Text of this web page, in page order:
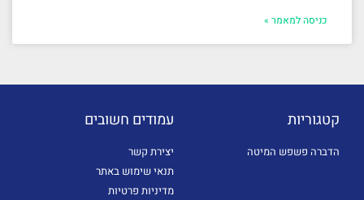
כניסה למאמר »
קטגוריות
הדברה פשפש המיטה
עמודים חשובים
יצירת קשר
תנאי שימוש באתר
מדיניות פרטיות